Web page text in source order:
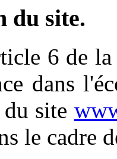
du site.
6 de
dans
site
le cadre